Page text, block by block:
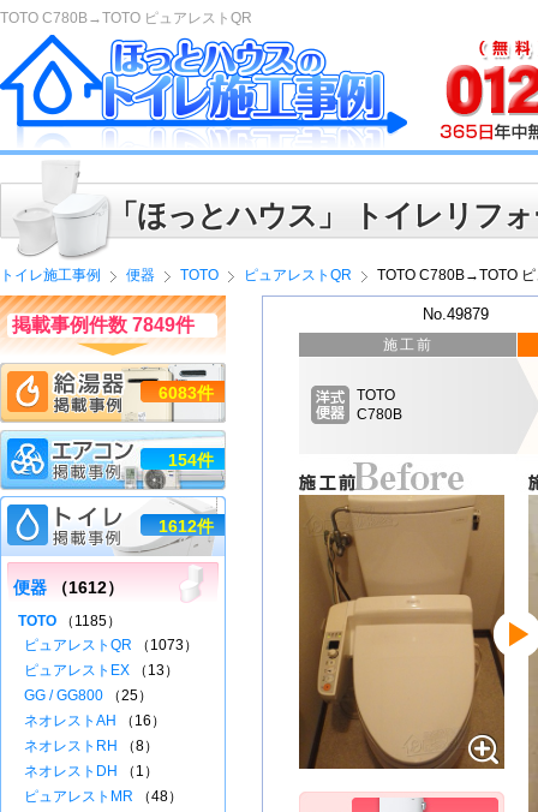
TOTO C780B→TOTO ピュアレストQR
「ほっとハウス」 トイレリフ
トイレ施工事例 便器 TOTO ピュアレストQR TOTO C780B→TOTO
No.49879
施工前
TOTO
C780B
掲載事例件数 7849件
6083件
154件
1612件
便器 （1612）
TOTO （1185）
ピュアレストQR （1073）
ピュアレストEX （13）
GG / GG800 （25）
ネオレストAH
（16）
ネオレストRH
（8）
ネオレストDH
（1）
ピュアレストMR （48）